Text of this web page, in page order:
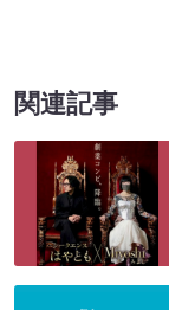
関連記事